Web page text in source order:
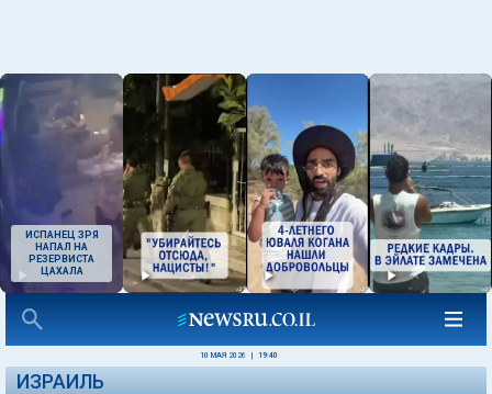
ИСПАНЕЦ ЗРЯ
НАПАЛ НА
РЕЗЕРВИСТА
ЦАХАЛА
10 МАЯ 2026 19:40
ИЗРАИЛЬ